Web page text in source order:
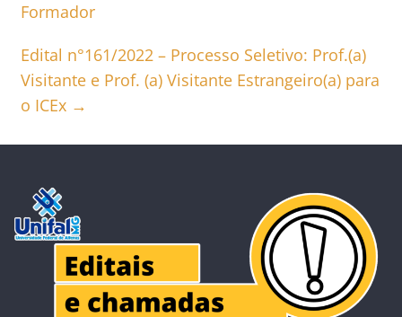
Formador
Edital n°161/2022 – Processo Seletivo: Prof.(a)
Visitante e Prof. (a) Visitante Estrangeiro(a) para
o ICEx →